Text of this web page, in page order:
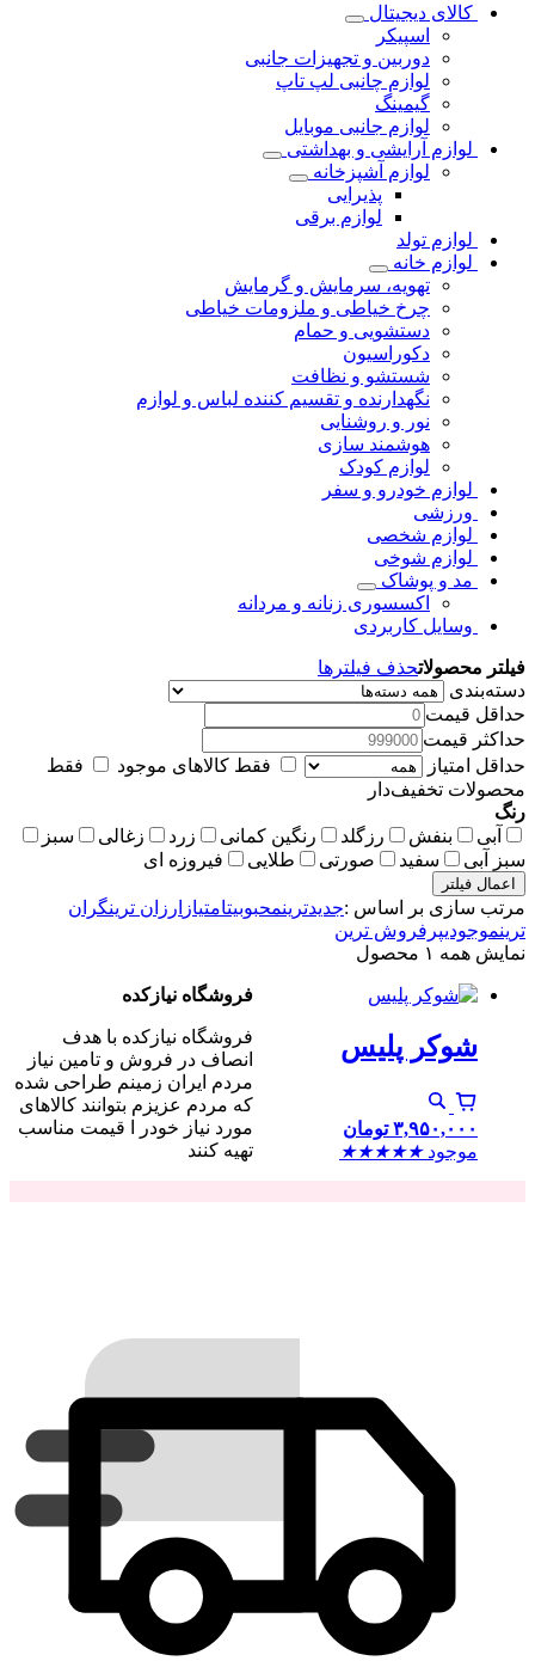
کالای دیجیتال
اسپیکر
دوربین و تجهیزات جانبی
لوازم چانبی لپ تاپ
گیمینگ
لوازم جانبی موبایل
لوازم آرایشی و بهداشتی
لوازم آشپزخانه
پذیرایی
لوازم برقی
لوازم تولد
لوازم خانه
تهویه، سرمایش و گرمایش
چرخ خیاطی و ملزومات خیاطی
دستشویی و حمام
دکوراسیون
شستشو و نظافت
نگهدارنده و تقسیم کننده لباس و لوازم
نور و روشنایی
هوشمند سازی
لوازم کودک
لوازم خودرو و سفر
ورزشی
لوازم شخصی
لوازم شوخی
مد و پوشاک
اکسسوری زنانه و مردانه
وسایل کاربردی
فیلتر محصولاتحذف فیلترها
دسته‌بندی
حداقل قیمت
حداکثر قیمت
حداقل امتیاز
فقط کالاهای موجود
فقط
محصولات تخفیف‌دار
رنگ
آبی
بنفش رزگلد رنگین کمانی زرد زغالی
سبز
سبز آبی
سفید صورتی طلایی فیروزه ای
اعمال فیلتر
مرتب سازی بر اساس :جدیدترینمحبوبیتامتیاز ارزان ترینگران
ترینموجودیپرفروش ترین
نمایش همه ۱ محصول
شوکر پلیس
۳,۹۵۰,۰۰۰ تومان
موجود ★
★
★
★
★
فروشگاه نیازکده
فروشگاه نیازکده با هدف
انصاف در فروش و تامین نیاز
مردم ایران زمینم طراحی شده
که مردم عزیزم بتوانند کالاهای
مورد نیاز خودر ا قیمت مناسب
تهیه کنند